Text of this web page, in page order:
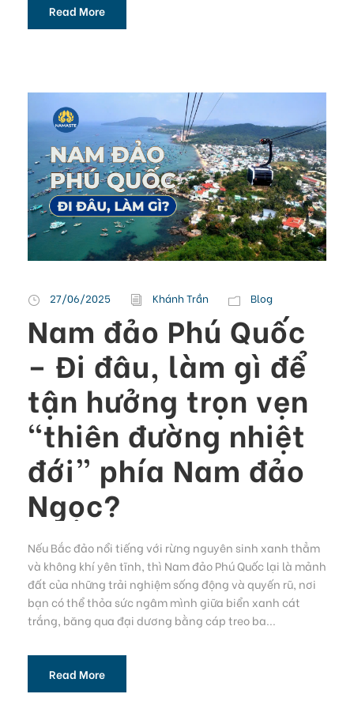
Read More
27/06/2025 Khánh Trần Blog
Nam đảo Phú Quốc
– Đi đâu, làm gì để
tận hưởng trọn vẹn
“thiên đường nhiệt
đới” phía Nam đảo
Ngọc?
Nếu Bắc đảo nổi tiếng với rừng nguyên sinh xanh thẳm
và không khí yên tĩnh, thì Nam đảo Phú Quốc lại là mảnh
đất của những trải nghiệm sống động và quyến rũ, nơi
bạn có thể thỏa sức ngâm mình giữa biển xanh cát
trắng, băng qua đại dương bằng cáp treo ba...
Read More